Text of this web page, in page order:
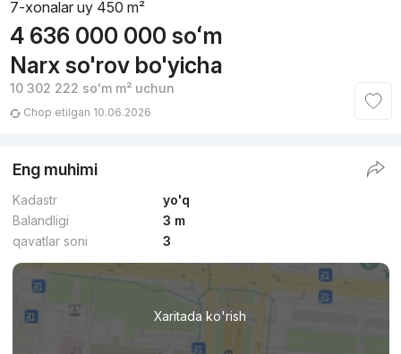
7-xonalar uy 450 m²
4 636 000 000 soʻm
Narx so'rov bo'yicha
10 302 222 soʻmm² uchun
Chop etilgan 10.06.2026
Eng muhimi
Kadastr
yo'q
Balandligi
3 m
qavatlar soni
3
Xaritada ko'rish